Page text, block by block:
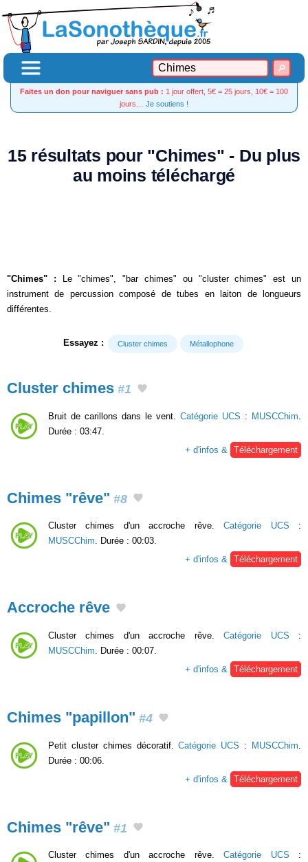
Faites un don pour naviguer sans pub : 1 jour offert, 5€ = 25 jours, 10€ = 100
jours… Je soutiens !
15 résultats pour "Chimes" - Du plus
au moins téléchargé
"Chimes" : Le "chimes", "bar chimes" ou "cluster chimes" est un
instrument de percussion composé de tubes en laiton de longueurs
différentes.
Essayez : Cluster chimes Métallophone
Cluster chimes #1
Bruit de carillons dans le vent. Catégorie UCS : MUSCChim
Durée : 03:47.
+ d'infos &
Téléchargement
Chimes "rêve" #8
Cluster chimes d'un accroche rêve.Catégorie UCS :
MUSCChim. Durée : 00:03.
+ d'infos & Téléchargement
Accroche rêve
Cluster chimes d'un accroche rêve.Catégorie UCS :
MUSCChim . Durée : 00:07.
+ d'infos &
Téléchargement
Chimes "papillon" #4
Petit cluster chimes décoratif.Catégorie UCS : MUSCChim
Durée : 00:06.
+ d'infos &
Téléchargement
Chimes "rêve" #1
Cluster chimes d'un accroche rêve.Catégorie UCS :